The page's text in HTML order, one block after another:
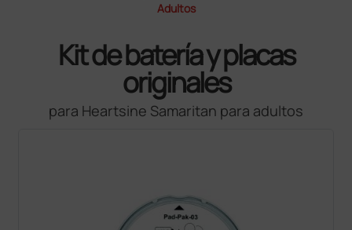
Adultos
Kit de batería y placas
originales
para Heartsine Samaritan para adultos